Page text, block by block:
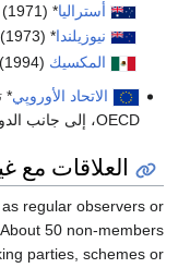
أستراليا* (1971)
نيوزيلندا* (1973)
المكسيك (1994)
الاتحاد الأوروپي*
OECD، إلى جانب الدول الأعضاء من الاتحاد الاوروبي.
العلاقات مع
regular observers or
50 non-members
parties, schemes or